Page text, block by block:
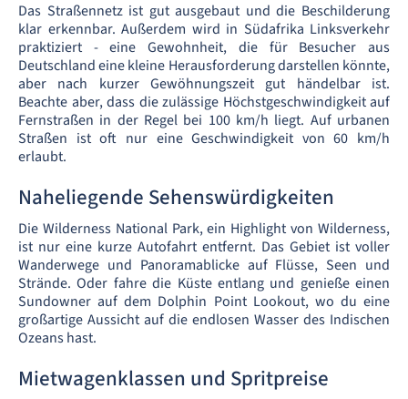
Das Straßennetz ist gut ausgebaut und die Beschilderung
klar erkennbar. Außerdem wird in Südafrika Linksverkehr
praktiziert - eine Gewohnheit, die für Besucher aus
Deutschland eine kleine Herausforderung darstellen könnte,
aber nach kurzer Gewöhnungszeit gut händelbar ist.
Beachte aber, dass die zulässige Höchstgeschwindigkeit auf
Fernstraßen in der Regel bei 100 km/h liegt. Auf urbanen
Straßen ist oft nur eine Geschwindigkeit von 60 km/h
erlaubt.
Naheliegende Sehenswürdigkeiten
Die Wilderness National Park, ein Highlight von Wilderness,
ist nur eine kurze Autofahrt entfernt. Das Gebiet ist voller
Wanderwege und Panoramablicke auf Flüsse, Seen und
Strände. Oder fahre die Küste entlang und genieße einen
Sundowner auf dem Dolphin Point Lookout, wo du eine
großartige Aussicht auf die endlosen Wasser des Indischen
Ozeans hast.
Mietwagenklassen und Spritpreise